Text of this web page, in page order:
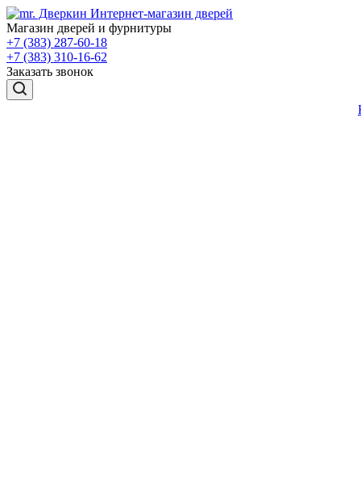
Магазин дверей и фурнитуры
+7 (383) 287-60-18
+7 (383) 310-16-62
Заказать звонок